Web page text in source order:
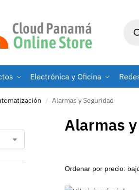
Electrónica y Oficina
/ Alarmas y Seguridad
Alarmas